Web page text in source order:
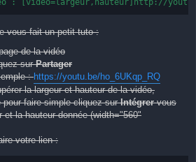
: [video=largeur,hauteur]http://
vous fait un petit tuto :
de la vidéo
surPartager
:https://youtu.be/ho_6UKqp_RQ
la largeur et hauteur de la vidéo,
pour faire simple cliquez surIntégrervous
et la hauteur donnée (width="560"
votre lien :